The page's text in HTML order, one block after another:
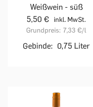
Weißwein - süß
5,50 €
inkl. MwSt.
Grundpreis: 7,33 €/l
Gebinde: 0,75 Liter